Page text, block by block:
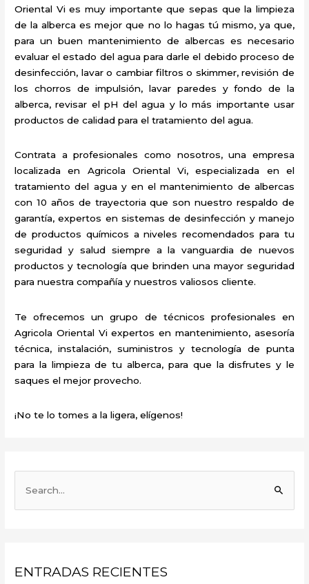
Oriental Vi es muy importante que sepas que la limpieza
de la alberca es mejor que no lo hagas tú mismo, ya que,
para un buen mantenimiento de albercas es necesario
evaluar el estado del agua para darle el debido proceso de
desinfección, lavar o cambiar filtros o skimmer, revisión de
los chorros de impulsión, lavar paredes y fondo de la
alberca, revisar el pH del agua y lo más importante usar
productos de calidad para el tratamiento del agua.
Contrata a profesionales como nosotros, una empresa
localizada en Agricola Oriental Vi, especializada en el
tratamiento del agua y en el mantenimiento de albercas
con 10 años de trayectoria que son nuestro respaldo de
garantía, expertos en sistemas de desinfección y manejo
de productos químicos a niveles recomendados para tu
seguridad y salud siempre a la vanguardia de nuevos
productos y tecnología que brinden una mayor seguridad
para nuestra compañía y nuestros valiosos cliente.
Te ofrecemos un grupo de técnicos profesionales en
Agricola Oriental Vi expertos en mantenimiento, asesoría
técnica, instalación, suministros y tecnología de punta
para la limpieza de tu alberca, para que la disfrutes y le
saques el mejor provecho.
¡No te lo tomes a la ligera, elígenos!
r
ENTRADAS RECIENTES